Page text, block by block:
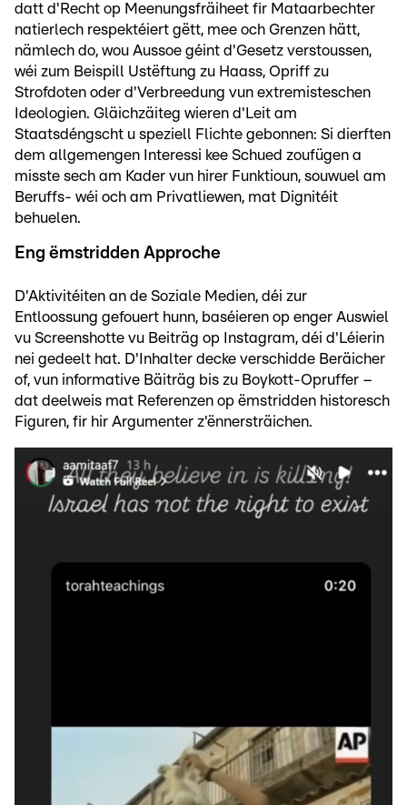
datt d'Recht op Meenungsfräiheet fir Mataarbechter
natierlech respektéiert gëtt, mee och Grenzen hätt,
nämlech do, wou Aussoe géint d'Gesetz verstoussen,
wéi zum Beispill Ustëftung zu Haass, Opriff zu
Strofdoten oder d'Verbreedung vun extremisteschen
Ideologien. Gläichzäiteg wieren d'Leit am
Staatsdéngscht u speziell Flichte gebonnen: Si dierften
dem allgemengen Interessi kee Schued zoufügen a
misste sech am Kader vun hirer Funktioun, souwuel am
Beruffs- wéi och am Privatliewen, mat Dignitéit
behuelen.
Eng ëmstridden Approche
D'Aktivitéiten an de Soziale Medien, déi zur
Entloossung gefouert hunn, baséieren op enger Auswiel
vu Screenshotte vu Beiträg op Instagram, déi d'Léierin
nei gedeelt hat. D'Inhalter decke verschidde Beräicher
of, vun informative Bäiträg bis zu Boykott-Opruffer –
dat deelweis mat Referenzen op ëmstridden historesch
Figuren, fir hir Argumenter z'ënnersträichen.